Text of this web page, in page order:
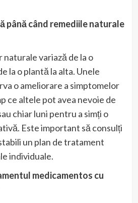
până când remediile naturale
variază de la o
la o plantă la alta. Unele
o ameliorare a simptomelor
ce altele pot avea nevoie de
chiar luni pentru a simți o
Este important să consulți
un plan de tratament
individuale.
medicamentos cu